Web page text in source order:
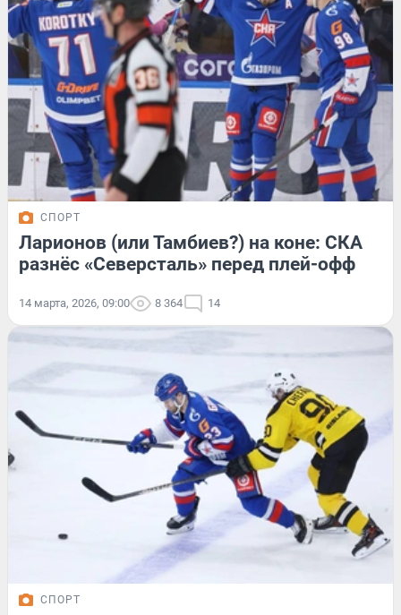
СПОРТ
Ларионов (или Тамбиев?) на коне: СКА
разнёс «Северсталь» перед плей-офф
14 марта, 2026, 09:00 8 364 14
СПОРТ